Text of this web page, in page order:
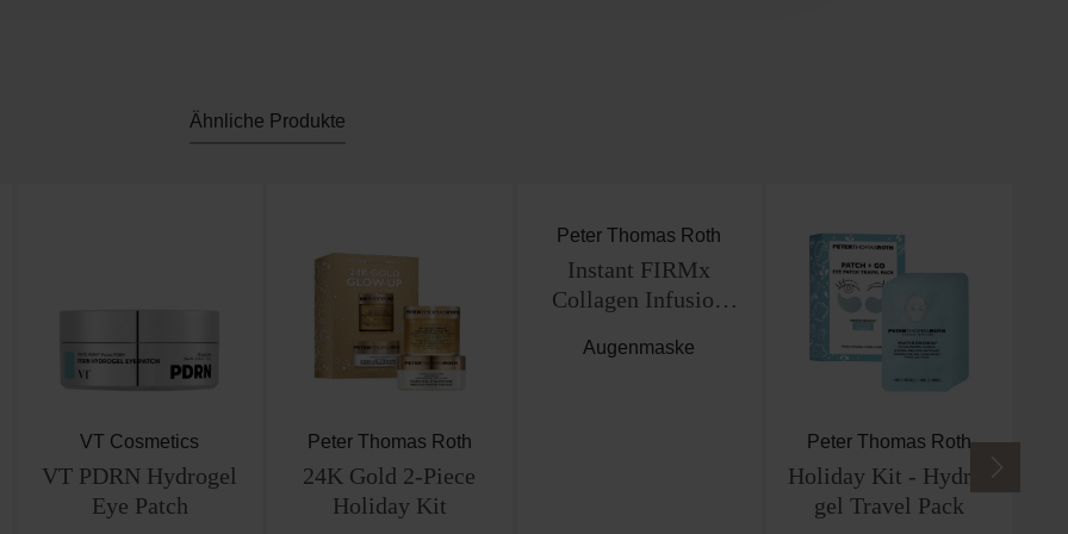
Ähnliche Produkte
VT Cosmetics
VT PDRN Hydrogel
Eye Patch
Peter Thomas Roth
24K Gold 2-Piece
Holiday Kit
Peter Thomas Roth
Holiday Kit - Hydra-
gel Travel Pack